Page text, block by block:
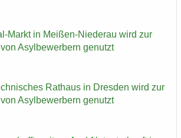
​Markt in Meißen-​Niederau wird zur
Asyl­be­wer­bern ge­nutzt
Rat­haus in Dres­den wird zur
Asyl­be­wer­bern ge­nutzt